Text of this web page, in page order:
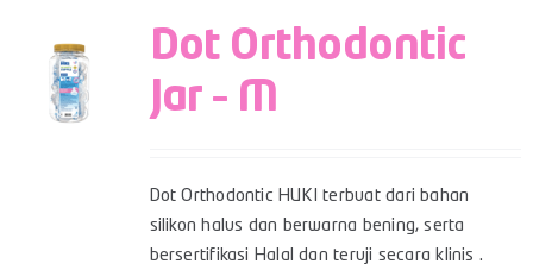
Dot Orthodontic
Jar – M
Dot Orthodontic HUKI terbuat dari bahan
silikon halus dan berwarna bening, serta
bersertifikasi Halal dan teruji secara klinis .